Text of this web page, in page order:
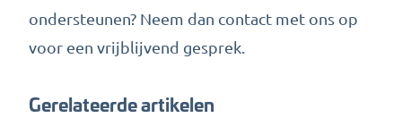
ondersteunen? Neem dan contact met ons op
voor een vrijblijvend gesprek.
Gerelateerde artikelen